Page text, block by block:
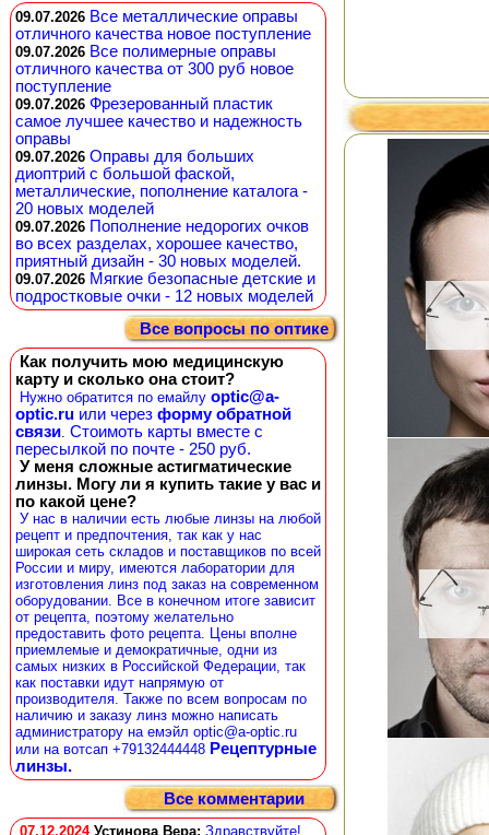
09.07.2026 Все металлические оправы
отличного качества новое поступление
09.07.2026 Все полимерные оправы
отличного качества от 300 руб новое
поступление
09.07.2026 Фрезерованный пластик
самое лучшее качество и надежность
оправы
09.07.2026 Оправы для больших
диоптрий с большой фаской,
металлические, пополнение каталога -
20 новых моделей
09.07.2026 Пополнение недорогих очков
во всех разделах, хорошее качество,
приятный дизайн - 30 новых моделей.
09.07.2026 Мягкие безопасные детские и
подростковые очки - 12 новых моделей
Все вопросы по оптике
Как получить мою медицинскую
карту и сколько она стоит?
Нужно обратится по емайлу optic@a-
optic.ru или через форму обратной
связи. Стоимоть карты вместе с
пересылкой по почте - 250 руб.
У меня сложные астигматические
линзы. Могу ли я купить такие у вас и
по какой цене?
У нас в наличии есть любые линзы на любой
рецепт и предпочтения, так как у нас
широкая сеть складов и поставщиков по всей
России и миру, имеются лаборатории для
изготовления линз под заказ на современном
оборудовании. Все в конечном итоге зависит
от рецепта, поэтому желательно
предоставить фото рецепта. Цены вполне
приемлемые и демократичные, одни из
самых низких в Российской Федерации, так
как поставки идут напрямую от
производителя. Также по всем вопросам по
наличию и заказу линз можно написать
администратору на емэйл optic@a-optic.ru
или на вотсап +79132444448 Рецептурные
линзы.
Все комментарии
07.12.2024 Устинова Вера: Здравствуйте!